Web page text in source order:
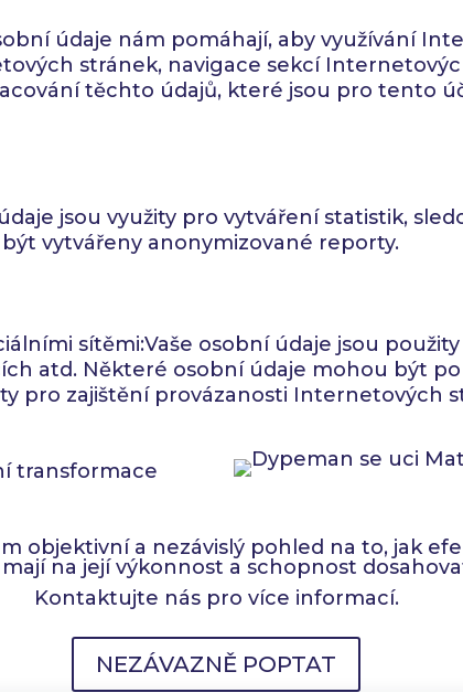
údaje nám pomáhají, aby využívání
stránek, navigace sekcí
těchto údajů, které jsou pro tento
jsou využity pro vytváření statistik,
vytvářeny anonymizované reporty.
sítěmi:Vaše osobní údaje jsou
atd. Některé osobní údaje mohou být
pro zajištění provázanosti Internetových
transformace
objektivní a nezávislý pohled na to, jak
na její výkonnost a schopnost
Kontaktujte nás pro více informací.
NEZÁVAZNĚ POPTAT